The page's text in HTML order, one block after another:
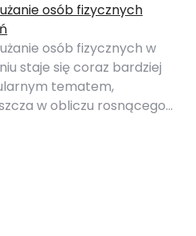
osób fizycznych
osób fizycznych w
staje się coraz bardziej
tematem,
w obliczu rosnącego…